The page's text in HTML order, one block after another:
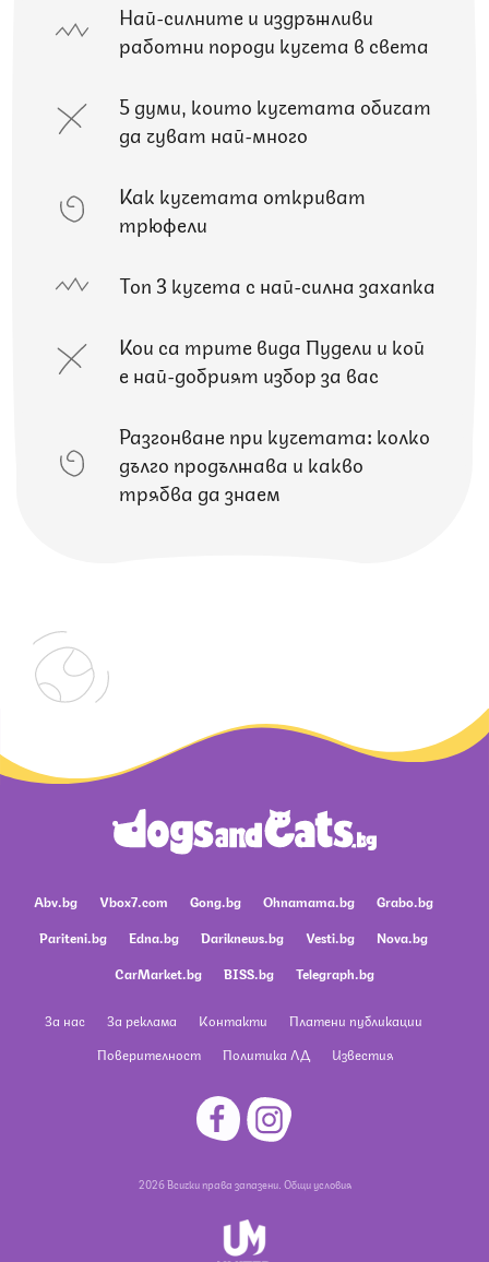
Най-силните и издръжливи
работни породи кучета в света
5 думи, които кучетата обичат
да чуват най-много
Как кучетата откриват
трюфели
Топ 3 кучета с най-силна захапка
Кои са трите вида Пудели и кой
е най-добрият избор за вас
Разгонване при кучетата: колко
дълго продължава и какво
трябва да знаем
Abv.bg Vbox7.com Gong.bg Ohnamama.bg
Grabo.bg
Pariteni.bg
Edna.bg Dariknews.bg Vesti.bg
Nova.bg
CarMarket.bg
BISS.bg Telegraph.bg
За нас За реклама Контакти
Платени публикации
Поверителност
Политика ЛД Известия
2026 Всички права запазени. Общи условия